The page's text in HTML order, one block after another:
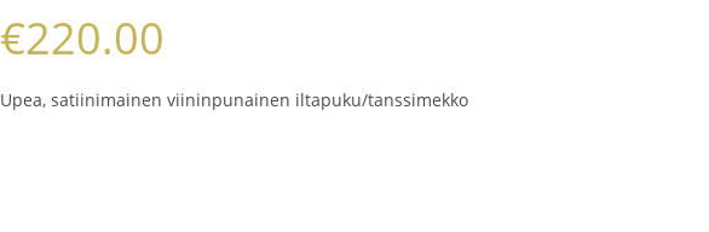
€220.00
Upea, satiinimainen viininpunainen iltapuku/tanssimekko